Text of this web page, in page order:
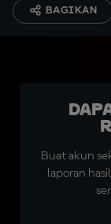
BAGIKAN
Buat akun
laporan